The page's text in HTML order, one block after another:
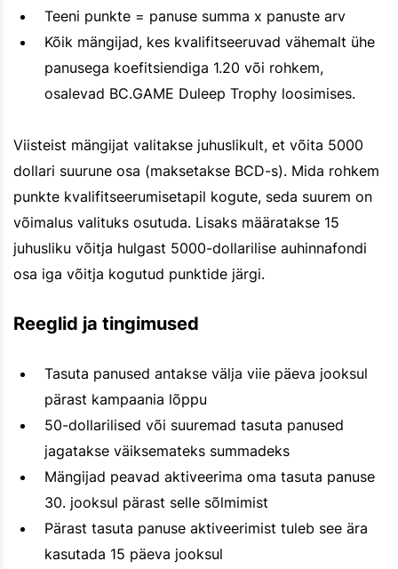
Teeni punkte = panuse summa x panuste arv
Kõik mängijad, kes kvalifitseeruvad vähemalt ühe
panusega koefitsiendiga 1.20 või rohkem,
osalevad BC.GAME Duleep Trophy loosimises.
Viisteist mängijat valitakse juhuslikult, et võita 5000
dollari suurune osa (maksetakse BCD-s). Mida rohkem
punkte kvalifitseerumisetapil kogute, seda suurem on
võimalus valituks osutuda. Lisaks määratakse 15
juhusliku võitja hulgast 5000-dollarilise auhinnafondi
osa iga võitja kogutud punktide järgi.
Reeglid ja tingimused
Tasuta panused antakse välja viie päeva jooksul
pärast kampaania lõppu
50-dollarilised või suuremad tasuta panused
jagatakse väiksemateks summadeks
Mängijad peavad aktiveerima oma tasuta panuse
30. jooksul pärast selle sõlmimist
Pärast tasuta panuse aktiveerimist tuleb see ära
kasutada 15 päeva jooksul